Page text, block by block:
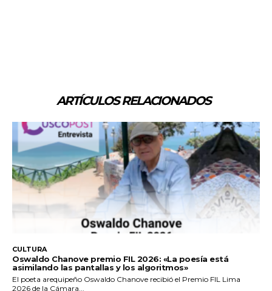
ARTÍCULOS RELACIONADOS
CULTURA
Oswaldo Chanove premio FIL 2026: «La poesía está
asimilando las pantallas y los algoritmos»
El poeta arequipeño Oswaldo Chanove recibió el Premio FIL Lima
2026 de la Cámara...